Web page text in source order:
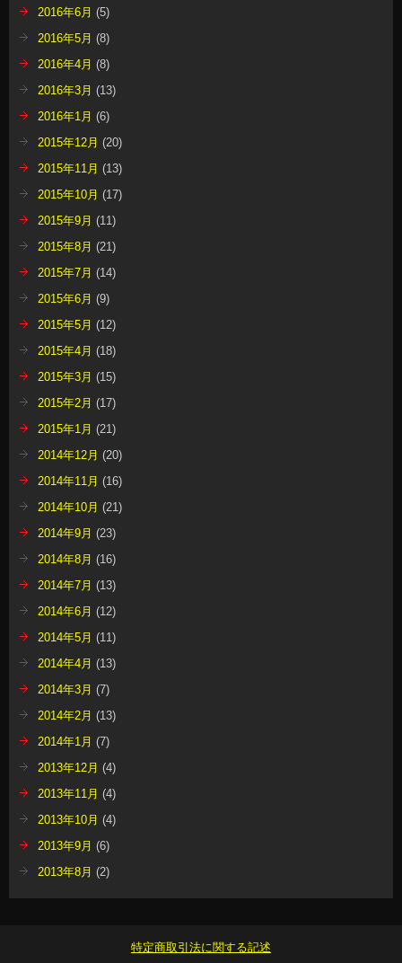
2016年6月 (5)
2016年5月 (8)
2016年4月 (8)
2016年3月 (13)
2016年1月 (6)
2015年12月 (20)
2015年11月 (13)
2015年10月 (17)
2015年9月 (11)
2015年8月 (21)
2015年7月 (14)
2015年6月 (9)
2015年5月 (12)
2015年4月 (18)
2015年3月 (15)
2015年2月 (17)
2015年1月 (21)
2014年12月 (20)
2014年11月 (16)
2014年10月 (21)
2014年9月 (23)
2014年8月 (16)
2014年7月 (13)
2014年6月 (12)
2014年5月 (11)
2014年4月 (13)
2014年3月 (7)
2014年2月 (13)
2014年1月 (7)
2013年12月 (4)
2013年11月 (4)
2013年10月 (4)
2013年9月 (6)
2013年8月 (2)
特定商取引法に関する記述